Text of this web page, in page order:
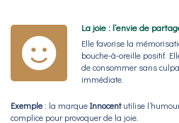
La joie : l’envie de
Elle favorise la
bouche-à-oreille positif.
de consommer sans
immédiate.
Exemple: la marqueInnocentutilise
complice pour provoquer de la joie.